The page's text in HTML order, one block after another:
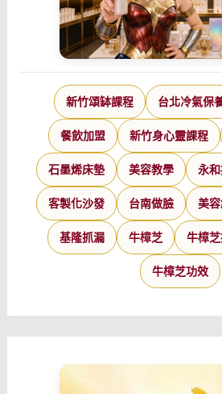
新竹頌缽課程 台北冷氣保
餐飲加盟 新竹身心靈課程
石墨烯床墊 美容教學 永
客製化沙發 台南做臉 美
基隆抓漏 牛樟芝 牛樟
牛樟芝功效